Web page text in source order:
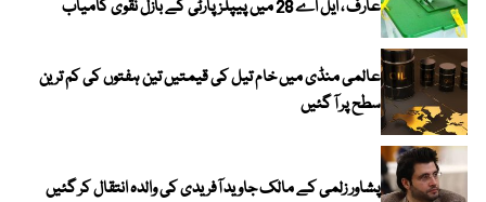
عارف ، ایل اے 28 میں پیپلز پارٹی کے بازل نقوی کامیاب
عالمی منڈی میں خام تیل کی قیمتیں تین ہفتوں کی کم ترین
سطح پر آ گئیں
پشاور زلمی کے مالک جاوید آفریدی کی والدہ انتقال کر گئیں